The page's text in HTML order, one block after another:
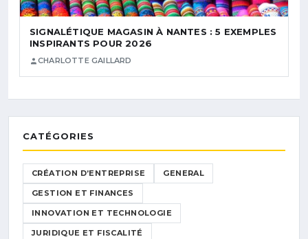
SIGNALÉTIQUE MAGASIN À NANTES : 5 EXEMPLES
INSPIRANTS POUR 2026
CHARLOTTE GAILLARD
CATÉGORIES
CRÉATION D’ENTREPRISE GENERAL
GESTION ET FINANCES
INNOVATION ET TECHNOLOGIE
JURIDIQUE ET FISCALITÉ